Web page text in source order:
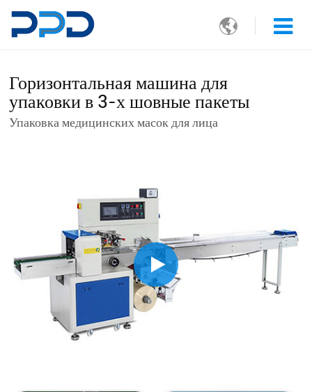

Горизонтальная машина для
упаковки в 3-х шовные пакеты
Упаковка медицинских масок для лица